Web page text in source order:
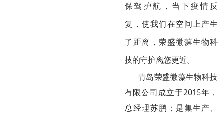
保驾护航，当下疫情反
复，使我们在空间上产生
了距离，荣盛微藻生物科
技的守护离您更近。
青岛荣盛微藻生物科技
有限公司成立于2015年，
总经理苏鹏；是集生产、